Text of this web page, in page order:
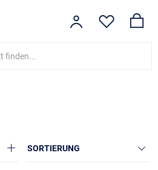
SORTIERUNG